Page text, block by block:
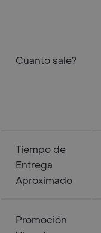
Cuanto sale?
Tiempo de
Entrega
Aproximado
Promoción